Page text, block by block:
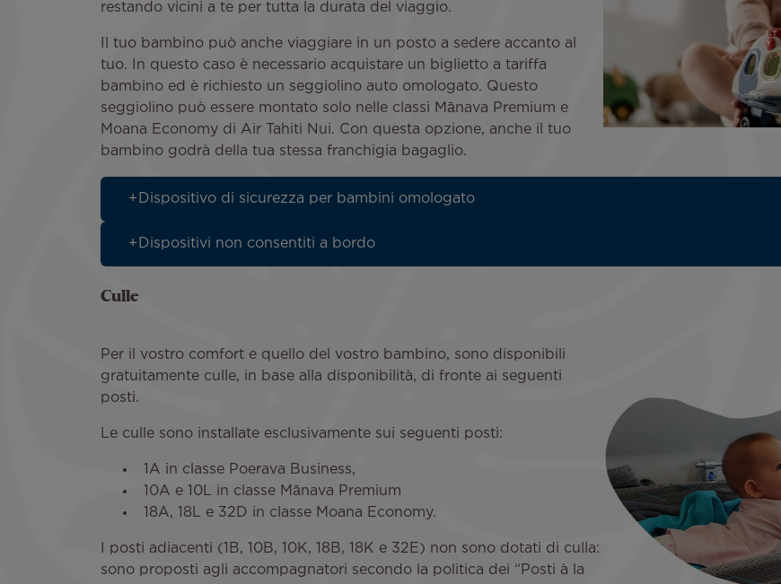
restando vicini a te per tutta la durata del viaggio.
Il tuo bambino può anche viaggiare in un posto a sedere accanto al
tuo. In questo caso è necessario acquistare un biglietto a tariffa
bambino ed è richiesto un seggiolino auto omologato. Questo
seggiolino può essere montato solo nelle classi Mānava Premium e
Moana Economy di Air Tahiti Nui. Con questa opzione, anche il tuo
bambino godrà della tua stessa franchigia bagaglio.
Dispositivo di sicurezza per bambini omologato
Dispositivi non consentiti a bordo
Culle
Per il vostro comfort e quello del vostro bambino, sono disponibili
gratuitamente culle, in base alla disponibilità, di fronte ai seguenti
posti.
Le culle sono installate esclusivamente sui seguenti posti:
1A in classe Poerava Business,
10A e 10L in classe Mānava Premium
18A, 18L e 32D in classe Moana Economy.
I posti adiacenti (1B, 10B, 10K, 18B, 18K e 32E) non sono dotati di culla:
sono proposti agli accompagnatori secondo la politica dei “Posti à la